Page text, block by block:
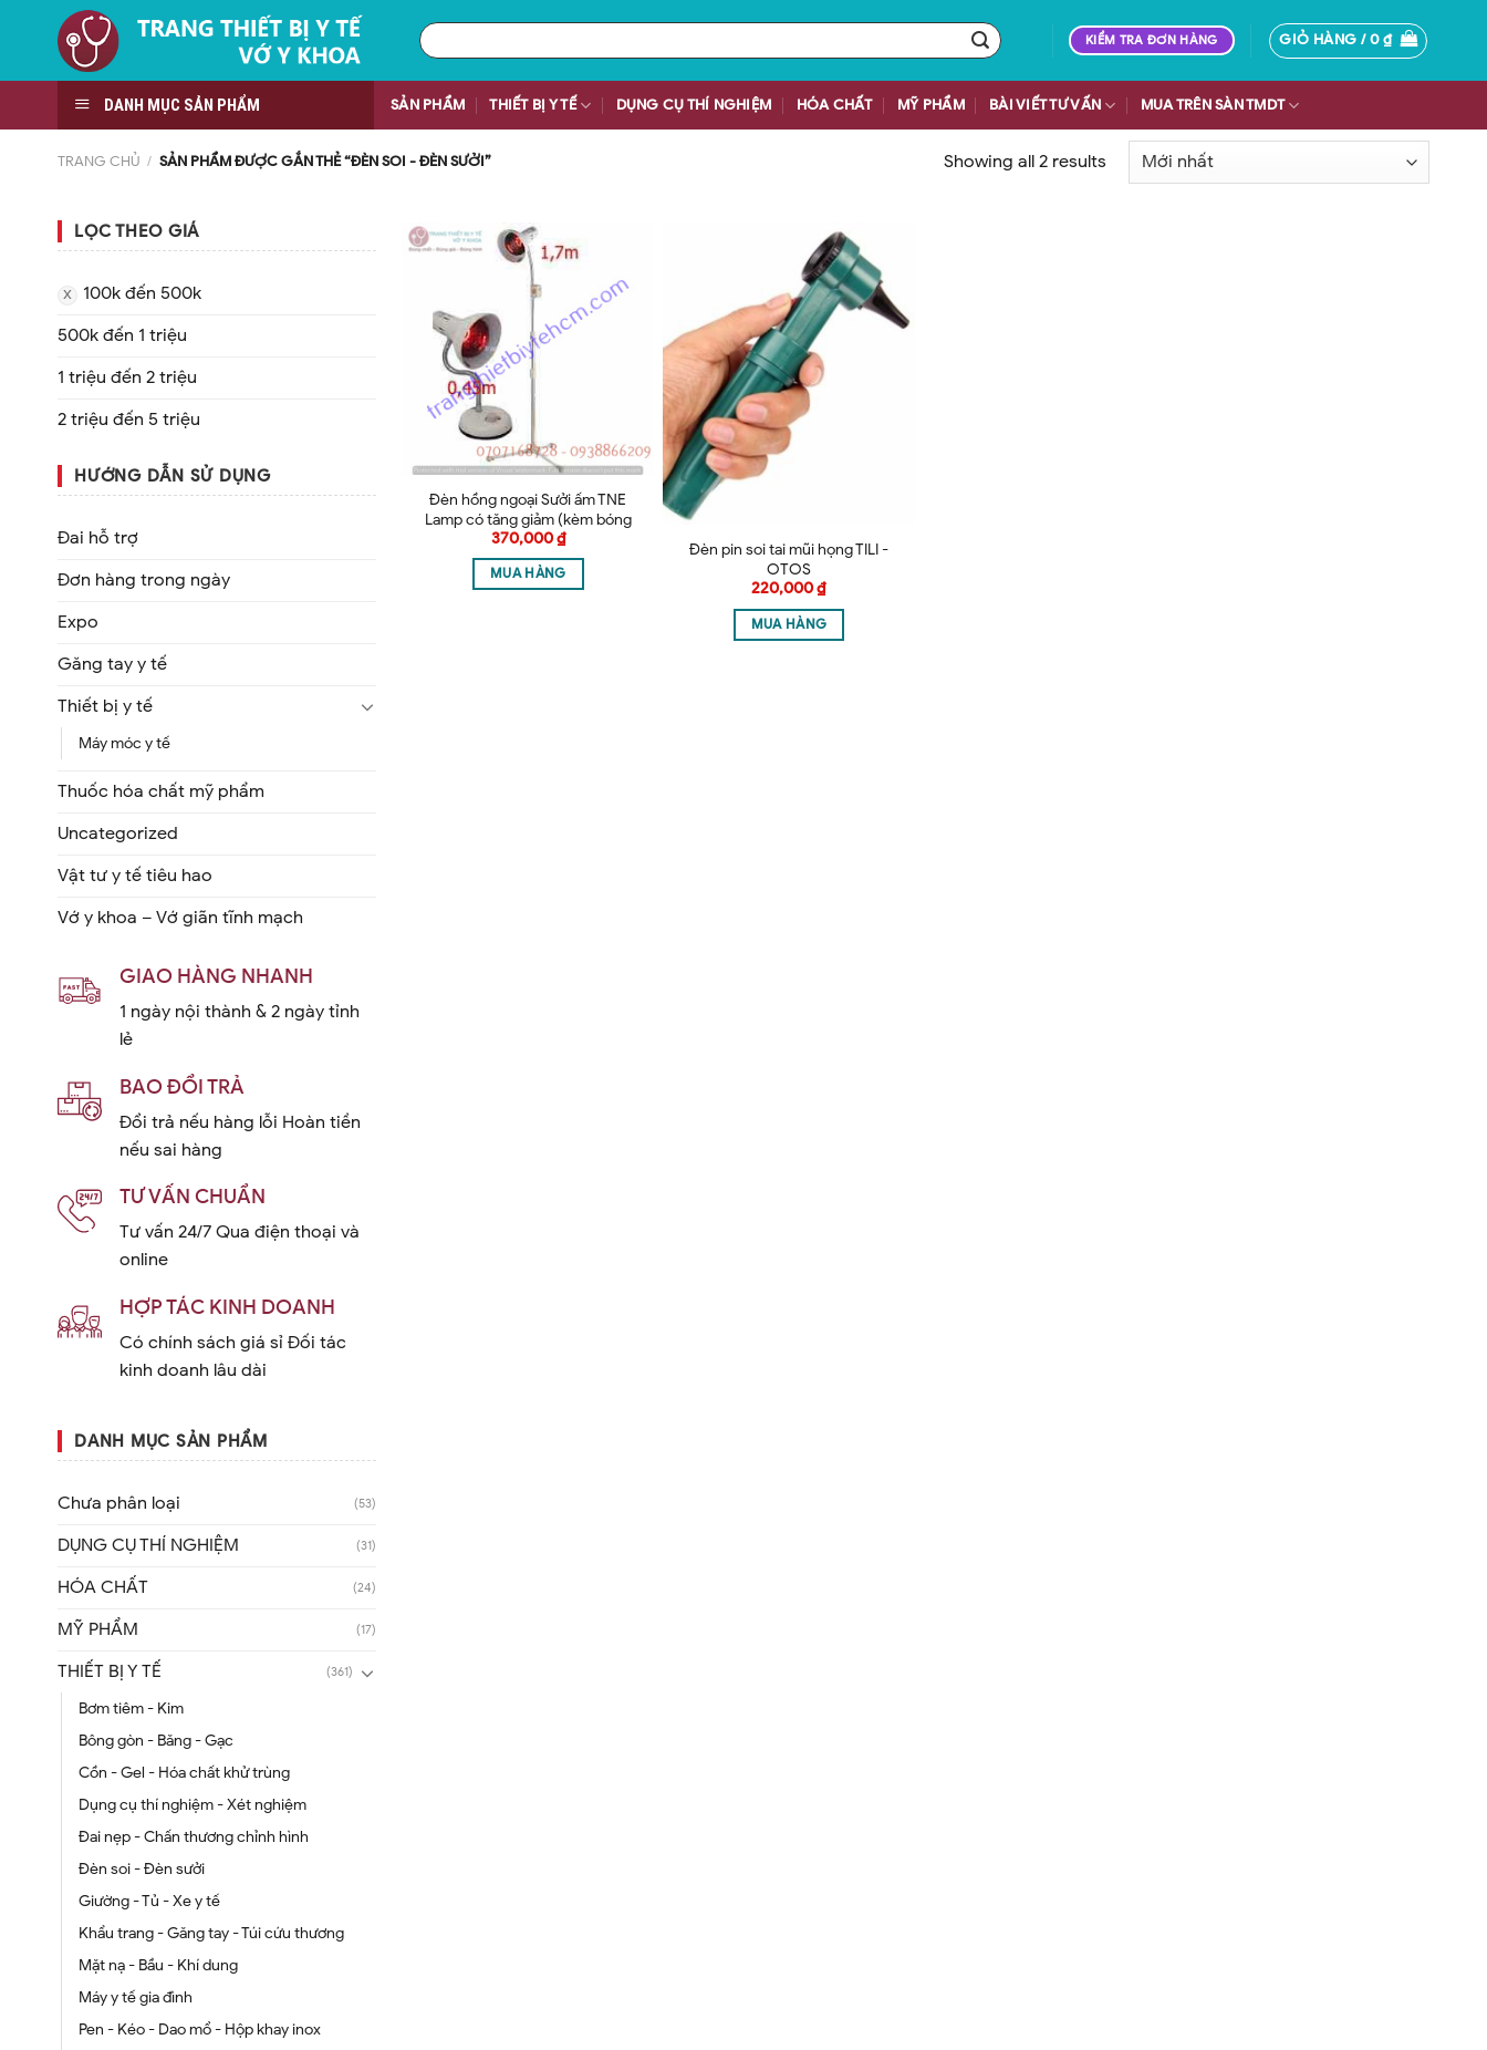
Tìm
kiếm:
KIỂM TRA ĐƠN HÀNG GIỎ HÀNG /0₫
DANH MỤC SẢN PHẨM SẢN PHẨM THIẾT BỊ Y TẾ DỤNG CỤ THÍ NGHIỆM HÓA CHẤT MỸ PHẨM BÀI VIẾT TƯ VẤN MUA TRÊN SÀN TMDT
TRANG CHỦ / SẢN PHẨM ĐƯỢC GẮN THẺ “ĐÈN SOI - ĐÈN SƯỞI” Showing all 2 results
LỌC THEO GIÁ
100k đến 500k
500k đến 1 triệu
1 triệu đến 2 triệu
2 triệu đến 5 triệu
HƯỚNG DẪN SỬ DỤNG
Đai hỗ trợ
Đơn hàng trong ngày
Expo
Găng tay y tế
Thiết bị y tế
Máy móc y tế
Thuốc hóa chất mỹ phẩm
Uncategorized
Vật tư y tế tiêu hao
Vớ y khoa – Vớ giãn tĩnh mạch
GIAO HÀNG NHANH
1 ngày nội thành & 2 ngày tỉnh
lẻ
BAO ĐỔI TRẢ
Đổi trả nếu hàng lỗi Hoàn tiền
nếu sai hàng
TƯ VẤN CHUẨN
Tư vấn 24/7 Qua điện thoại và
online
HỢP TÁC KINH DOANH
Có chính sách giá sỉ Đối tác
kinh doanh lâu dài
DANH MỤC SẢN PHẨM
Chưa phân loại (53)
DỤNG CỤ THÍ NGHIỆM (31)
HÓA CHẤT (24)
MỸ PHẨM (17)
THIẾT BỊ Y TẾ (361)
Bơm tiêm - Kim
Bông gòn - Băng - Gạc
Cồn - Gel - Hóa chất khử trùng
Dụng cụ thí nghiệm - Xét nghiệm
Đai nẹp - Chấn thương chỉnh hình
Đèn soi - Đèn sưởi
Giường - Tủ - Xe y tế
Khẩu trang - Găng tay - Túi cứu thương
Mặt nạ - Bầu - Khí dung
Máy y tế gia đình
Pen - Kéo - Dao mổ - Hộp khay inox
Đèn hồng ngoại Sưởi ấm TNE
Lamp có tăng giảm (kèm bóng
250W hoặc 100W)
370,000₫
MUA HÀNG
Đèn pin soi tai mũi họng TILI -
OTOS
220,000₫
MUA HÀNG